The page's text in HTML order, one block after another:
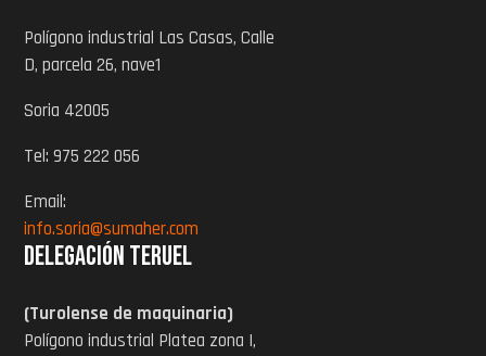
Polígono industrial Las Casas, Calle
D, parcela 26, nave1
Soria 42005
Tel: 975 222 056
Email:
info.soria@sumaher.com
Delegación Teruel
(Turolense de maquinaria)
Polígono industrial Platea zona I,